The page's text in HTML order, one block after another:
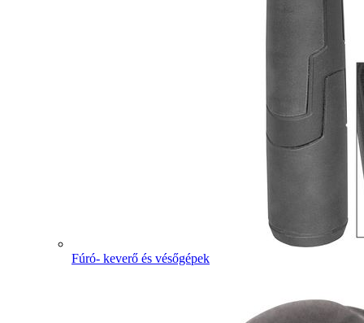
Fúró- keverő és vésőgépek